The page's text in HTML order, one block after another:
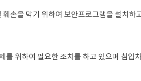
손을 막기 위하여 보안프로그램을 설치하
위하여 필요한 조치를 하고 있으며 침입